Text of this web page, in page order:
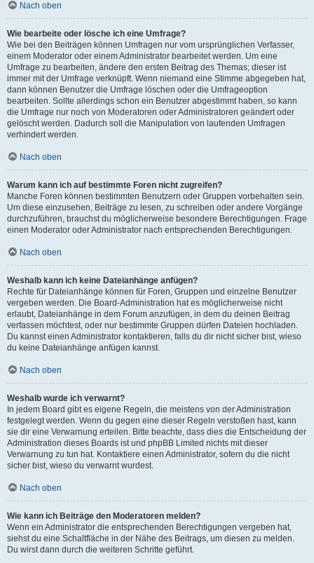
Nach oben
Wie bearbeite oder lösche ich eine Umfrage?
Wie bei den Beiträgen können Umfragen nur vom ursprünglichen Verfasser,
einem Moderator oder einem Administrator bearbeitet werden. Um eine
Umfrage zu bearbeiten, ändere den ersten Beitrag des Themas; dieser ist
immer mit der Umfrage verknüpft. Wenn niemand eine Stimme abgegeben hat,
dann können Benutzer die Umfrage löschen oder die Umfrageoption
bearbeiten. Sollte allerdings schon ein Benutzer abgestimmt haben, so kann
die Umfrage nur noch von Moderatoren oder Administratoren geändert oder
gelöscht werden. Dadurch soll die Manipulation von laufenden Umfragen
verhindert werden.
Nach oben
Warum kann ich auf bestimmte Foren nicht zugreifen?
Manche Foren können bestimmten Benutzern oder Gruppen vorbehalten sein.
Um diese einzusehen, Beiträge zu lesen, zu schreiben oder andere Vorgänge
durchzuführen, brauchst du möglicherweise besondere Berechtigungen. Frage
einen Moderator oder Administrator nach entsprechenden Berechtigungen.
Nach oben
Weshalb kann ich keine Dateianhänge anfügen?
Rechte für Dateianhänge können für Foren, Gruppen und einzelne Benutzer
vergeben werden. Die Board-Administration hat es möglicherweise nicht
erlaubt, Dateianhänge in dem Forum anzufügen, in dem du deinen Beitrag
verfassen möchtest, oder nur bestimmte Gruppen dürfen Dateien hochladen.
Du kannst einen Administrator kontaktieren, falls du dir nicht sicher bist, wieso
du keine Dateianhänge anfügen kannst.
Nach oben
Weshalb wurde ich verwarnt?
In jedem Board gibt es eigene Regeln, die meistens von der Administration
festgelegt werden. Wenn du gegen eine dieser Regeln verstoßen hast, kann
sie dir eine Verwarnung erteilen. Bitte beachte, dass dies die Entscheidung der
Administration dieses Boards ist und phpBB Limited nichts mit dieser
Verwarnung zu tun hat. Kontaktiere einen Administrator, sofern du die nicht
sicher bist, wieso du verwarnt wurdest.
Nach oben
Wie kann ich Beiträge den Moderatoren melden?
Wenn ein Administrator die entsprechenden Berechtigungen vergeben hat,
siehst du eine Schaltfläche in der Nähe des Beitrags, um diesen zu melden.
Du wirst dann durch die weiteren Schritte geführt.